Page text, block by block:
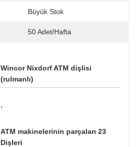
Büyük Stok
50 Adet/hafta
Wincor Nixdorf ATM dişlisi
(rulmanlı)
,
ATM makinelerinin parçaları 23
Dişleri